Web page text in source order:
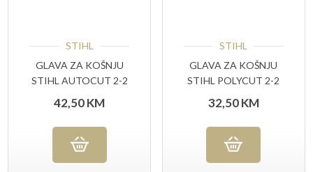
STIHL
GLAVA ZA KOŠNJU
STIHL AUTOCUT 2-2
42,50KM
STIHL
GLAVA ZA KOŠNJU
STIHL POLYCUT 2-2
32,50KM